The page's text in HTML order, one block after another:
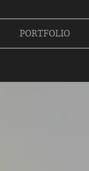
PORTFOLIO